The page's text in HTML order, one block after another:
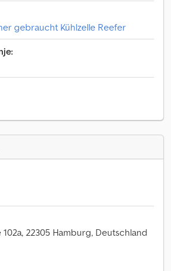
gebraucht Kühlzelle Reefer
22305 Hamburg, Deutschland